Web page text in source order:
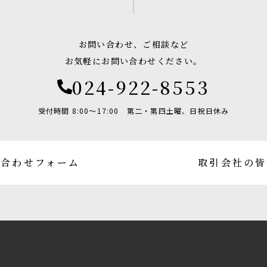
お問い合わせ、ご相談など
お気軽にお問い合わせください。
024-922-8553
受付時間 8:00〜17:00 第二・第四土曜、日祝日休み
わせフォーム 取引会社の